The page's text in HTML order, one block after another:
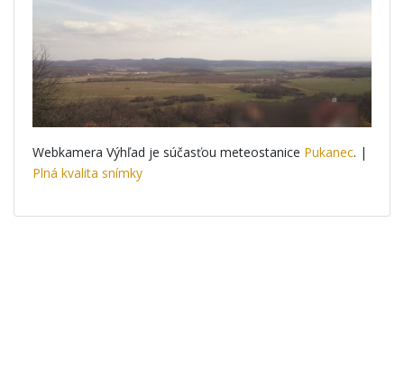
Webkamera Výhľad je súčasťou meteostanice Pukanec. |
Plná kvalita snímky